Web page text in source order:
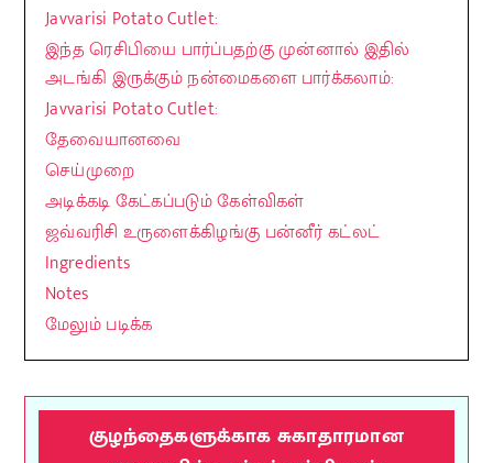
Javvarisi Potato Cutlet:
இந்த ரெசிபியை பார்ப்பதற்கு முன்னால் இதில்
அடங்கி இருக்கும் நன்மைகளை பார்க்கலாம்:
Javvarisi Potato Cutlet:
தேவையானவை
செய்முறை
அடிக்கடி கேட்கப்படும் கேள்விகள்
ஜவ்வரிசி உருளைக்கிழங்கு பன்னீர் கட்லட்
Ingredients
Notes
மேலும் படிக்க
குழந்தைகளுக்காக சுகாதாரமான